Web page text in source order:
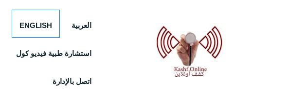
العربية ENGLISH
استشارة طبية فيديو كول
اتصل بالإدارة